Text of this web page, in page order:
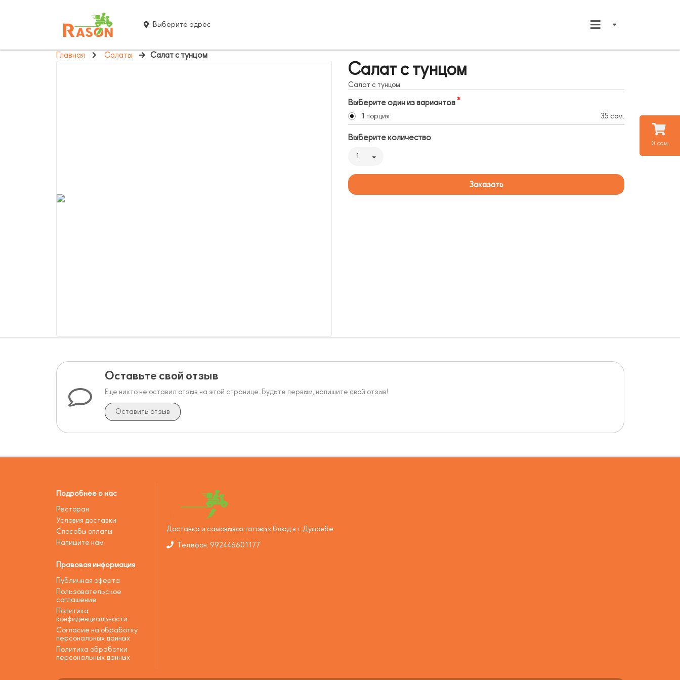
0 сом.
Выберите адрес
Главная Салаты Салат с тунцом
Салат с тунцом
Салат с тунцом
Выберите один из вариантов
1 порция 35 сом.
Выберите количество
1
Заказать
Оставьте свой отзыв
Еще никто не оставил отзыв на этой странице. Будьте первым, напишите свой отзыв!
Оставить отзыв
Подробнее о нас
Ресторан
Условия доставки
Способы оплаты
Напишите нам
Правовая информация
Публичная оферта
Пользовательское
соглашение
Политика
конфиденциальности
Согласие на обработку
персональных данных
Политика обработки
персональных данных
Доставка и самовывоз готовых блюд в г. Душанбе
Телефон: 992446601177